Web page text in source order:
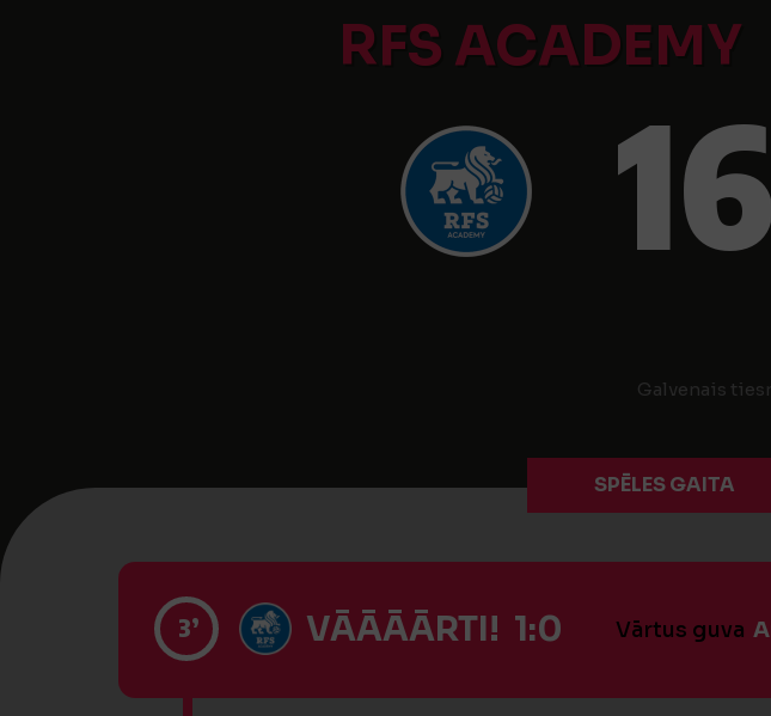
RFS ACADEMY
16
Galvenais
SPĒLES GAITA
3’ VĀĀĀĀRTI! 1:0 Vārtus guva